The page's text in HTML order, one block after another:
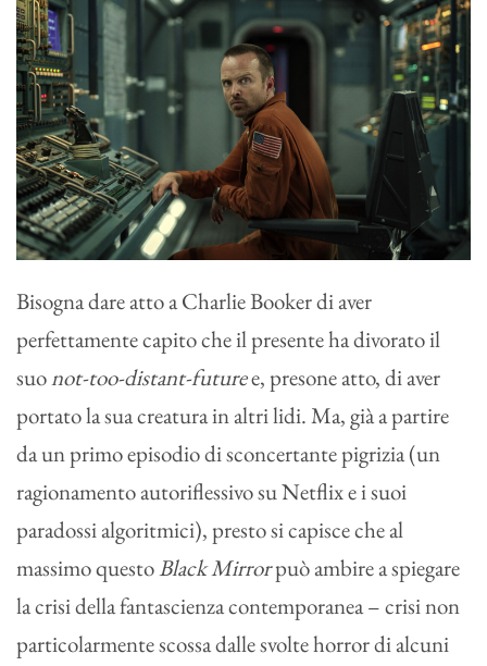
Bisogna dare atto a Charlie Booker di aver
perfettamente capito che il presente ha divorato il
suonot-too-distant-futuree, presone atto, di aver
portato la sua creatura in altri lidi. Ma, già a partire
da un primo episodio di sconcertante pigrizia (un
ragionamento autoriflessivo su Netflix e i suoi
paradossi algoritmici), presto si capisce che al
massimo questoBlack Mirrorpuò ambire a spiegare
la crisi della fantascienza contemporanea – crisi non
particolarmente scossa dalle svolte horror di alcuni